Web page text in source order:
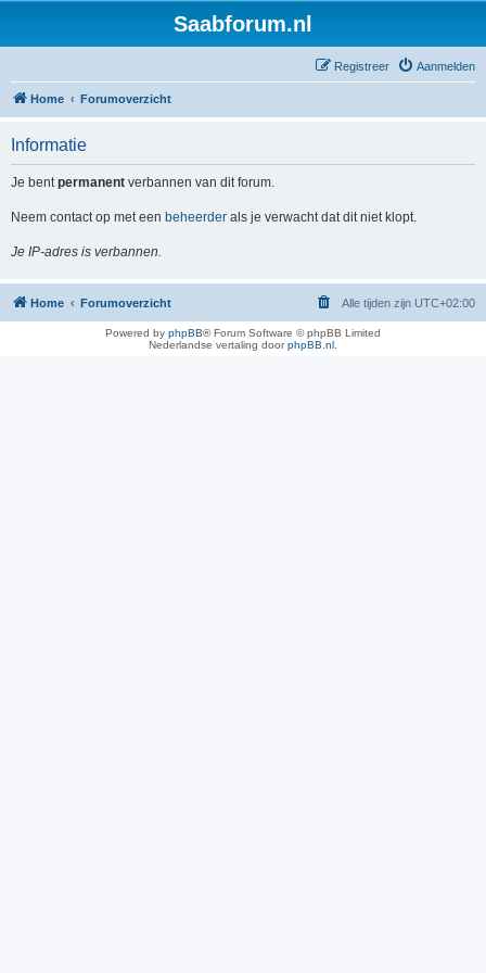
Saabforum.nl
Aanmelden
Registreer
Home Forumoverzicht
Informatie
Je bentpermanent verbannen van dit forum.
Neem contact op met een beheerder als je verwacht dat dit niet klopt.
Je IP-adres is verbannen.
Home Forumoverzicht Alle tijden zijn UTC+02:00
Powered by phpBB® Forum Software © phpBB Limited
Nederlandse vertaling doorphpBB.nl